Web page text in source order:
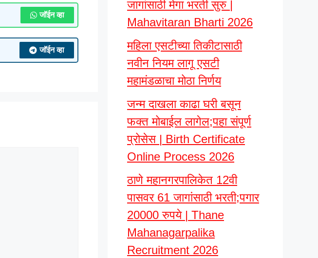
जॉईन व्हा
जॉईन व्हा
जागांसाठी मेगा भरती सुरु |
Mahavitaran Bharti 2026
महिला एसटीच्या तिकीटासाठी
नवीन नियम लागू एसटी
महामंडळाचा मोठा निर्णय
जन्म दाखला काढा घरी बसून
फक्त मोबाईल लागेल;पहा संपूर्ण
प्रोसेस | Birth Certificate
Online Process 2026
ठाणे महानगरपालिकेत 12वी
पासवर 61 जागांसाठी भरती;पगार
20000 रुपये | Thane
Mahanagarpalika
Recruitment 2026